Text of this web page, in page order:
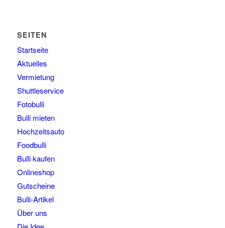
SEITEN
Startseite
Aktuelles
Vermietung
Shuttleservice
Fotobulli
Bulli mieten
Hochzeitsauto
Foodbulli
Bulli kaufen
Onlineshop
Gutscheine
Bulli-Artikel
Über uns